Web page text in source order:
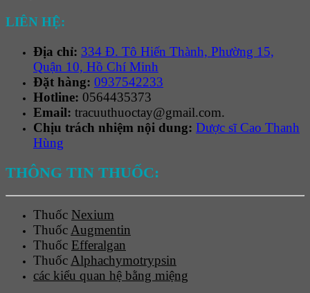
LIÊN HỆ:
Địa chỉ: 334 Đ. Tô Hiến Thành, Phường 15,
Quận 10, Hồ Chí Minh
Đặt hàng: 0937542233
Hotline: 0564435373
Email: tracuuthuoctay@gmail.com.
Chịu trách nhiệm nội dung: Dược sĩ Cao Thanh
Hùng
THÔNG TIN THUỐC:
Thuốc Nexium
Thuốc Augmentin
Thuốc Efferalgan
Thuốc Alphachymotrypsin
các kiểu quan hệ bằng miệng